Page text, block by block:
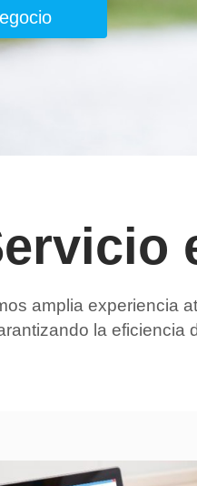
amplia experiencia
la eficiencia